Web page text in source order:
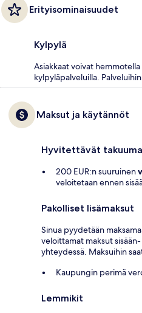
Erityisominaisuudet
Kylpylä
Asiakkaat voivat
kylpyläpalveluilla.
Maksut ja käytännöt
Hyvitettävät
200 EUR:n suuruinen
veloitetaan ennen
Pakolliset lisämaksut
Sinua pyydetään
veloittamat maksut
yhteydessä. Maksuihin
Kaupungin perimä
Lemmikit